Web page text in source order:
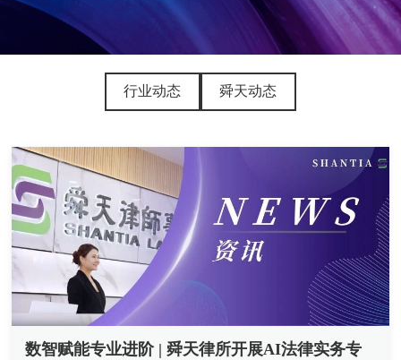
行业动态 舜天动态
数智赋能专业进阶 | 舜天律所开展AI法律实务专